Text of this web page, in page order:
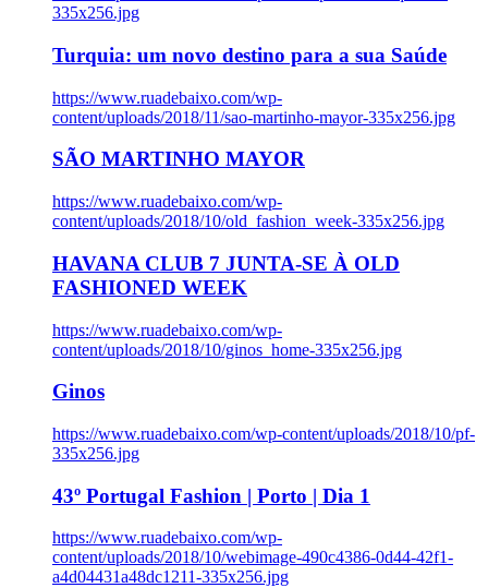
335x256.jpg
Turquia: um novo destino para a sua Saúde
https://www.ruadebaixo.com/wp-
content/uploads/2018/11/sao-martinho-mayor-335x256.jpg
SÃO MARTINHO MAYOR
https://www.ruadebaixo.com/wp-
content/uploads/2018/10/old_fashion_week-335x256.jpg
HAVANA CLUB 7 JUNTA-SE À OLD
FASHIONED WEEK
https://www.ruadebaixo.com/wp-
content/uploads/2018/10/ginos_home-335x256.jpg
Ginos
https://www.ruadebaixo.com/wp-content/uploads/2018/10/pf-
335x256.jpg
43º Portugal Fashion | Porto | Dia 1
https://www.ruadebaixo.com/wp-
content/uploads/2018/10/webimage-490c4386-0d44-42f1-
a4d04431a48dc1211-335x256.jpg